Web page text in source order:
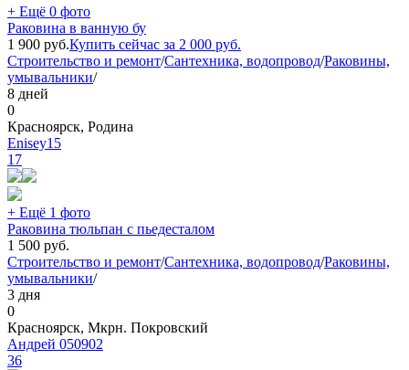
+ Ещё 0 фото
Раковина в ванную бу
1 900 руб.Купить сейчас за 2 000 руб.
Строительство и ремонт/Сантехника, водопровод/Раковины,
умывальники/
8 дней
0
Красноярск, Родина
Enisey15
17
+ Ещё 1 фото
Раковина тюльпан с пьедесталом
1 500 руб.
Строительство и ремонт/Сантехника, водопровод/Раковины,
умывальники/
3 дня
0
Красноярск, Мкрн. Покровский
Андрей 050902
36